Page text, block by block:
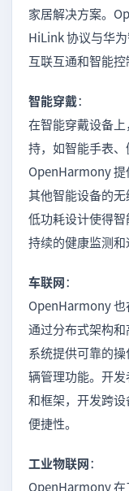
家居解决方案。
HiLink 协议与华
互联互通和智能控
智能穿戴：
在智能穿戴设备
持，如智能手表
OpenHarmony 提
其他智能设备的
低功耗设计使得
持续的健康监测和
车联网：
OpenHarmony 也
通过分布式架构
系统提供可靠的
辆管理功能。开
和框架，开发跨
便捷性。
工业物联网：
OpenHarmony 在